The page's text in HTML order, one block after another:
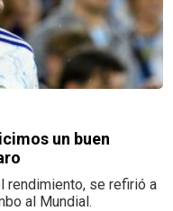
un buen
rendimiento, se refirió a
al Mundial.